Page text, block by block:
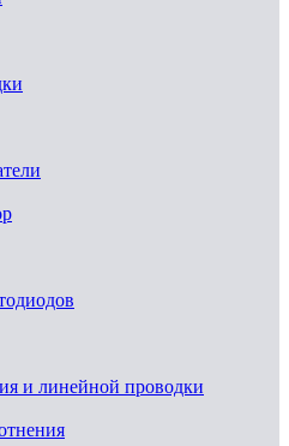
и линейной проводки